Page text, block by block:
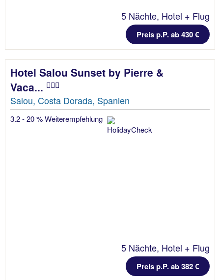
5 Nächte, Hotel + Flug
Preis p.P. ab 430 €
Hotel Salou Sunset by Pierre &
Vaca...
Salou, Costa Dorada, Spanien
3.2 - 20 % Weiterempfehlung
5 Nächte, Hotel + Flug
Preis p.P. ab 382 €